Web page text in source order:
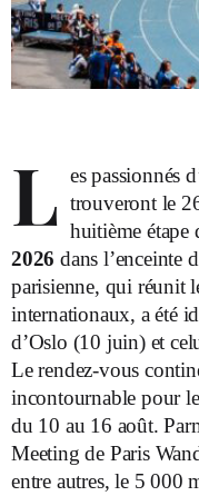
L es passionnés
trouveront le
huitième étape
2026 dans l’enceinte
parisienne, qui réunit
internationaux, a été
d’Oslo (10 juin) et
Le rendez-vous
incontournable pour
du 10 au 16 août.
Meeting de Paris
entre autres, le 5 000